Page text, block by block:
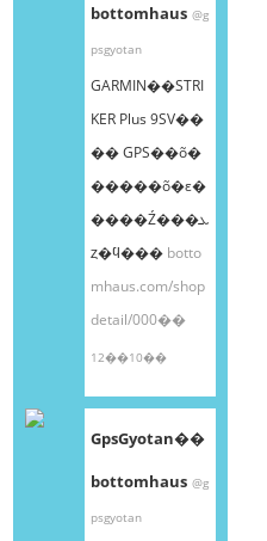
bottomhaus @g
psgyotan
GARMIN��STRI
KER Plus 9SV��
�� GPS��õ�
�����õ�ε�
����Ź���ܥ
ȥ�ϥ��� botto
mhaus.com/shop
detail/000��
12��10��
GpsGyotan��
bottomhaus @g
psgyotan